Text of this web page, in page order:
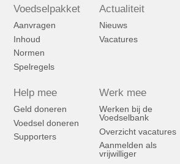
Voedselpakket
Aanvragen
Inhoud
Normen
Spelregels
Actualiteit
Nieuws
Vacatures
Help mee
Geld doneren
Voedsel doneren
Supporters
Werk mee
Werken bij de
Voedselbank
Overzicht vacatures
Aanmelden als
vrijwilliger